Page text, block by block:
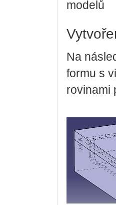
modelů
Na
formu s
rovinami